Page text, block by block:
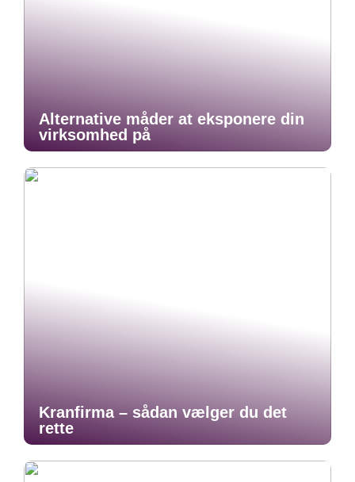
Alternative måder at eksponere din
virksomhed på
Kranfirma – sådan vælger du det
rette